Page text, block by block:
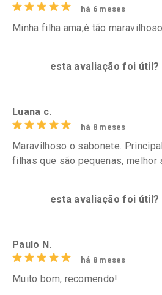
há 6 meses
Minha filha ama,é tão
esta avaliação foi útil?
Luana c.
há 8 meses
Maravilhoso o sabonete.
filhas que são pequenas, melhor
esta avaliação foi útil?
Paulo N.
há 8 meses
Muito bom, recomendo!